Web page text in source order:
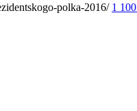
polka-2016/ 1 100